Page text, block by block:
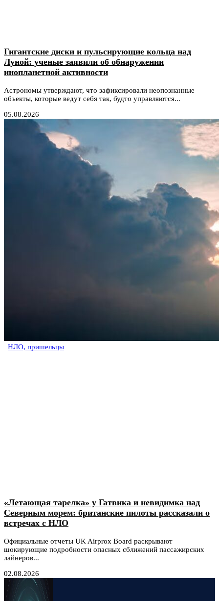
Гигантские диски и пульсирующие кольца над
Луной: ученые заявили об обнаружении
инопланетной активности
Астрономы утверждают, что зафиксировали неопознанные
объекты, которые ведут себя так, будто управляются...
05.08.2026
НЛО, пришельцы
«Летающая тарелка» у Гатвика и невидимка над
Северным морем: британские пилоты рассказали о
встречах с НЛО
Официальные отчеты UK Airprox Board раскрывают
шокирующие подробности опасных сближений пассажирских
лайнеров...
02.08.2026